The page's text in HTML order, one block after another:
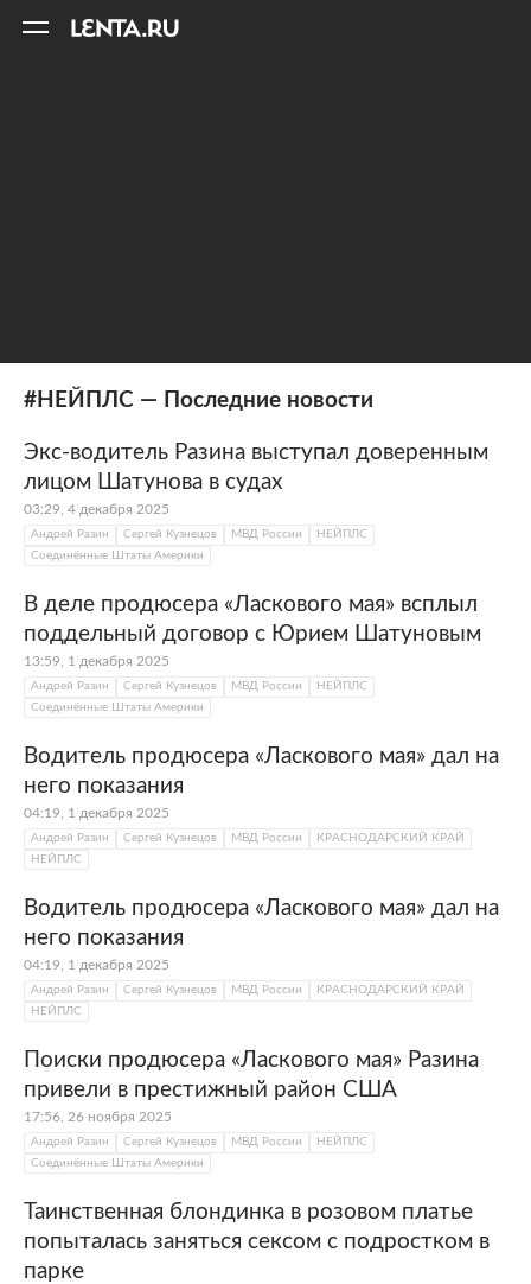
#НЕЙПЛС — Последние новости
Экс-водитель Разина выступал доверенным
лицом Шатунова в судах
03:29, 4 декабря 2025
Андрей Разин Сергей Кузнецов МВД России
НЕЙПЛС
Соединённые Штаты Америки
В деле продюсера «Ласкового мая» всплыл
поддельный договор с Юрием Шатуновым
13:59, 1 декабря 2025
Андрей Разин Сергей Кузнецов МВД России
НЕЙПЛС
Соединённые Штаты Америки
Водитель продюсера «Ласкового мая» дал на
него показания
04:19, 1 декабря 2025
Андрей Разин Сергей Кузнецов МВД России
КРАСНОДАРСКИЙ КРАЙ
НЕЙПЛС
Водитель продюсера «Ласкового мая» дал на
него показания
04:19, 1 декабря 2025
Андрей Разин Сергей Кузнецов МВД России
КРАСНОДАРСКИЙ КРАЙ
НЕЙПЛС
Поиски продюсера «Ласкового мая» Разина
привели в престижный район США
17:56, 26 ноября 2025
Андрей Разин Сергей Кузнецов МВД России
НЕЙПЛС
Соединённые Штаты Америки
Таинственная блондинка в розовом платье
попыталась заняться сексом с подростком в
парке